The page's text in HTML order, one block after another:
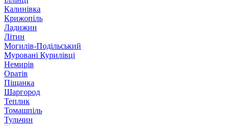
Калинівка
Крижопіль
Ладижин
Літин
Могилів-Подільський
Муровані Курилівці
Немирів
Оратів
Піщанка
Шаргород
Теплик
Томашпіль
Тульчин